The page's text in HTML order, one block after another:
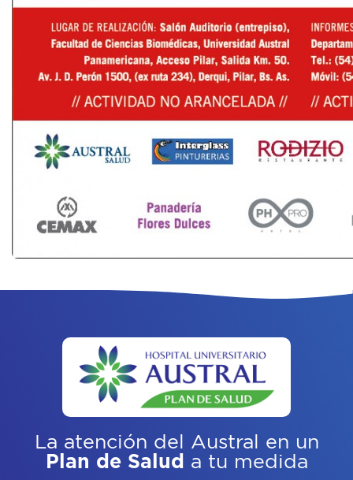
La atención del Austral
en un
Plan de Salud a tu medida